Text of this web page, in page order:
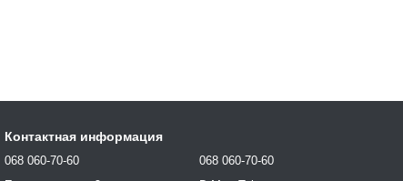
Контактная информация
068 060-70-60
068 060-70-60